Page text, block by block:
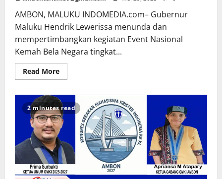
AMBON, MALUKU INDOMEDIA.com– Gubernur
Maluku Hendrik Lewerissa menunda dan
mempertimbangkan kegiatan Event Nasional
Kemah Bela Negara tingkat...
Read More
2 minutes read